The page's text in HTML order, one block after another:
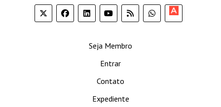
Seja Membro
Entrar
Contato
Expediente